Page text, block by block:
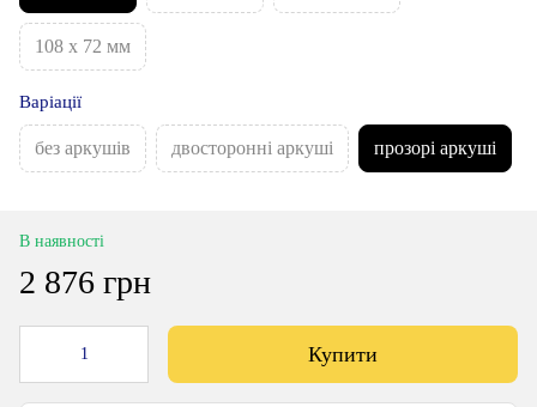
108 x 72 мм
Варіації
без аркушів двосторонні аркуші прозорі аркуші
В наявності
2 876 грн
Купити